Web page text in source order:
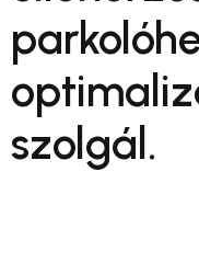
szolgál.